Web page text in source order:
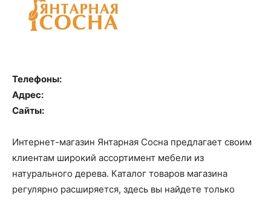
Телефоны:
Адрес:
Сайты:
Интернет-магазин Янтарная Сосна предлагает своим
клиентам широкий ассортимент мебели из
натурального дерева. Каталог товаров магазина
регулярно расширяется, здесь вы найдете только